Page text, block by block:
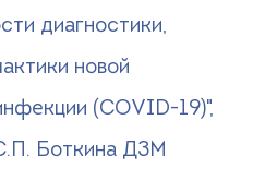
диагностики,
новой
(COVID-19)",
Боткина ДЗМ